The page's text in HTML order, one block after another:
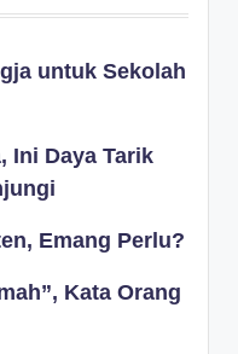
untuk Sekolah
Ini Daya Tarik
Emang Perlu?
Kata Orang